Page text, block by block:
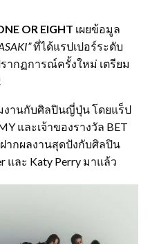
OR EIGHT เผยข้อมูล
ที่ได้แรปเปอร์ระดับ
ากฏการณ์ครั้งใหม่ เตรียม
งานกับศิลปินญี่ปุ่น โดยแร็ป
และเจ้าของรางวัล BET
ากผลงานสุดปังกับศิลปิน
และ Katy Perry มาแล้ว